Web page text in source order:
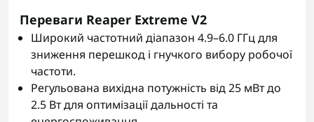
Переваги Reaper Extreme V2
Широкий частотний діапазон 4.9–6.0 ГГц для
зниження перешкод і гнучкого вибору робочої
частоти.
Регульована вихідна потужність від 25 мВт до
2.5 Вт для оптимізації дальності та